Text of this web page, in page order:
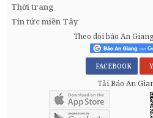
Thời trang
Tin tức miền Tây
Theo dõi báo An
FACEBOOK
Tải Báo An